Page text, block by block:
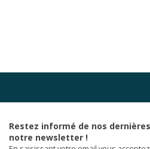
Restez informé de nos
notre newsletter !